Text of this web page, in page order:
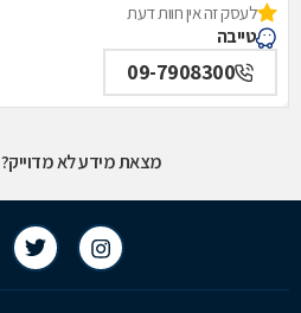
לעסק זה אין חוות דעת
טייבה
09-7908300
מצאת מידע לא מדוייק?